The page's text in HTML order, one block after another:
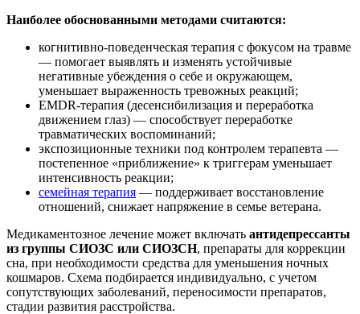
Наиболее обоснованными методами считаются:
когнитивно-поведенческая терапия с фокусом на травме
— помогает выявлять и изменять устойчивые
негативные убеждения о себе и окружающем,
уменьшает выраженность тревожных реакций;
EMDR-терапия (десенсибилизация и переработка
движением глаз) — способствует переработке
травматических воспоминаний;
экспозиционные техники под контролем терапевта —
постепенное «приближение» к триггерам уменьшает
интенсивность реакции;
семейная терапия — поддерживает восстановление
отношений, снижает напряжение в семье ветерана.
Медикаментозное лечение может включать антидепрессанты
из группы СИОЗС или СИОЗСН, препараты для коррекции
сна, при необходимости средства для уменьшения ночных
кошмаров. Схема подбирается индивидуально, с учетом
сопутствующих заболеваний, переносимости препаратов,
стадии развития расстройства.